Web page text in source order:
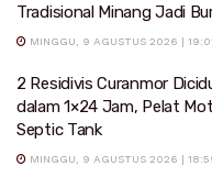
Tradisional Minang Jadi
MINGGU, 9 AGUSTUS 2026 |
2 Residivis Curanmor
dalam 1×24 Jam, Pelat
Septic Tank
MINGGU, 9 AGUSTUS 2026 |